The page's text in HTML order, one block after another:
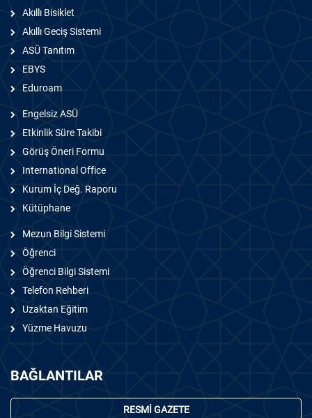
Akıllı Bisiklet
Akıllı Geciş Sistemi
ASÜ Tanıtım
EBYS
Eduroam
Engelsiz ASÜ
Etkinlik Süre Takibi
Görüş Öneri Formu
International Office
Kurum İç Değ. Raporu
Kütüphane
Mezun Bilgi Sistemi
Öğrenci
Öğrenci Bilgi Sistemi
Telefon Rehberi
Uzaktan Eğitim
Yüzme Havuzu
BAĞLANTILAR
RESMİ GAZETE